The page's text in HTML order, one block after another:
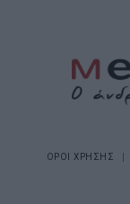
ΟΡΟΙ ΧΡΗΣΗΣ